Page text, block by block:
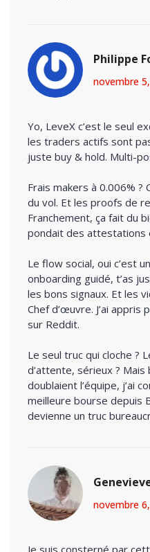
Philippe
novembre
Yo, LeveX c’est le seul
les traders actifs sont
juste buy & hold. Multi-
Frais makers à 0.006% ?
du vol. Et les proofs de
Franchement, ça fait du
pondait des attestations
Le flow social, oui c’est
onboarding guidé, t’as
les bons signaux. Et les
Chef d’œuvre. J’ai appris
sur Reddit.
Le seul truc qui cloche ?
d’attente, sérieux ? Mais
doublaient l’équipe, j’ai
meilleure bourse depuis
devienne un truc
novembre
Je suis consterné par